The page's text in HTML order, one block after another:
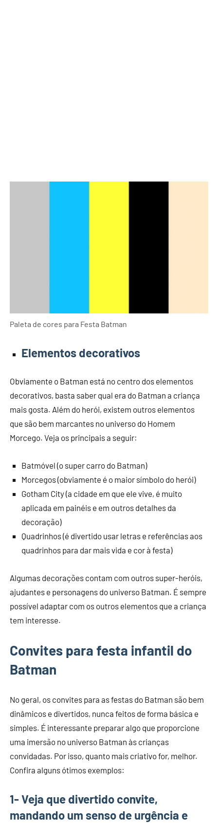
Paleta de cores para Festa Batman
Elementos decorativos
Obviamente o Batman está no centro dos elementos
decorativos, basta saber qual era do Batman a criança
mais gosta. Além do herói, existem outros elementos
que são bem marcantes no universo do Homem
Morcego. Veja os principais a seguir:
Batmóvel (o super carro do Batman)
Morcegos (obviamente é o maior símbolo do herói)
Gotham City (a cidade em que ele vive, é muito
aplicada em painéis e em outros detalhes da
decoração)
Quadrinhos (é divertido usar letras e referências aos
quadrinhos para dar mais vida e cor à festa)
Algumas decorações contam com outros super-heróis,
ajudantes e personagens do universo Batman. É sempre
possível adaptar com os outros elementos que a criança
tem interesse.
Convites para festa infantil do
Batman
No geral, os convites para as festas do Batman são bem
dinâmicos e divertidos, nunca feitos de forma básica e
simples. É interessante preparar algo que proporcione
uma imersão no universo Batman às crianças
convidadas. Por isso, quanto mais criativo for, melhor.
Confira alguns ótimos exemplos:
1- Veja que divertido convite,
mandando um senso de urgência e